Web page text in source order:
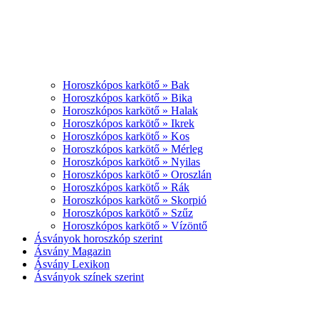
Horoszkópos karkötő » Bak
Horoszkópos karkötő » Bika
Horoszkópos karkötő » Halak
Horoszkópos karkötő » Ikrek
Horoszkópos karkötő » Kos
Horoszkópos karkötő » Mérleg
Horoszkópos karkötő » Nyilas
Horoszkópos karkötő » Oroszlán
Horoszkópos karkötő » Rák
Horoszkópos karkötő » Skorpió
Horoszkópos karkötő » Szűz
Horoszkópos karkötő » Vízöntő
Ásványok horoszkóp szerint
Ásvány Magazin
Ásvány Lexikon
Ásványok színek szerint